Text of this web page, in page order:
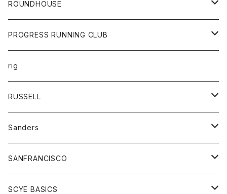
ニット
ベスト
ショートパンツ
パンツ
レディース
カットソー
コート
ボトム
ROUNDHOUSE
エプロン
キッズ
オーバーオール
ボトム
ペインターパンツ
PROGRESS RUNNING CLUB
トップス
Tシャツ
グッズ
帽子
rig
RUSSELL
アウター
コート
パーカー
スカート
Tシャツ
Sanders
グッズ
靴
SANFRANCISCO
アウター
SCYE BASICS